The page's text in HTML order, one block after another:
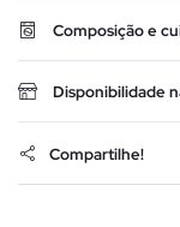
Composição e
Disponibilidade
Compartilhe!